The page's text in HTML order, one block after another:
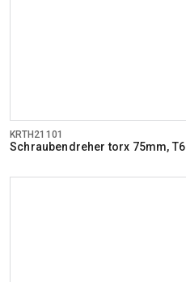
KRTH21101
Schraubendreher torx 75mm, T6